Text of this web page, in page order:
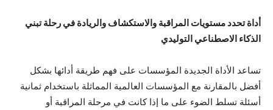
أداة تحدد مستويات المراقبة والاستكشاف والريادة في رحلة تبني
الذكاء الاصطناعي التوليدي
تساعد الأداة الجديدة المؤسسات على فهم طريقة أدائها بشكل
أفضل بالمقارنة مع المؤسسات العالمية المماثلة باستخدام ثمانية
أسئلة تسلط الضوء على ما إذا كانت في مرحلة المراقبة أو